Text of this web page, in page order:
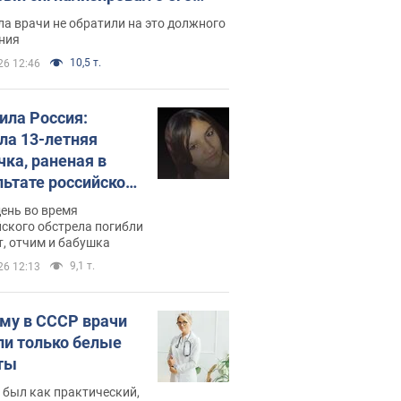
раке
врачи не обратили на это должного
12:46 10,5 т.
Россия:
13-летняя
раненая в
российской
на Сумскую
Фото
во время
обстрела погибли
отчим и бабушка
12:13 9,1 т.
в СССР врачи
только белые
был как практический,